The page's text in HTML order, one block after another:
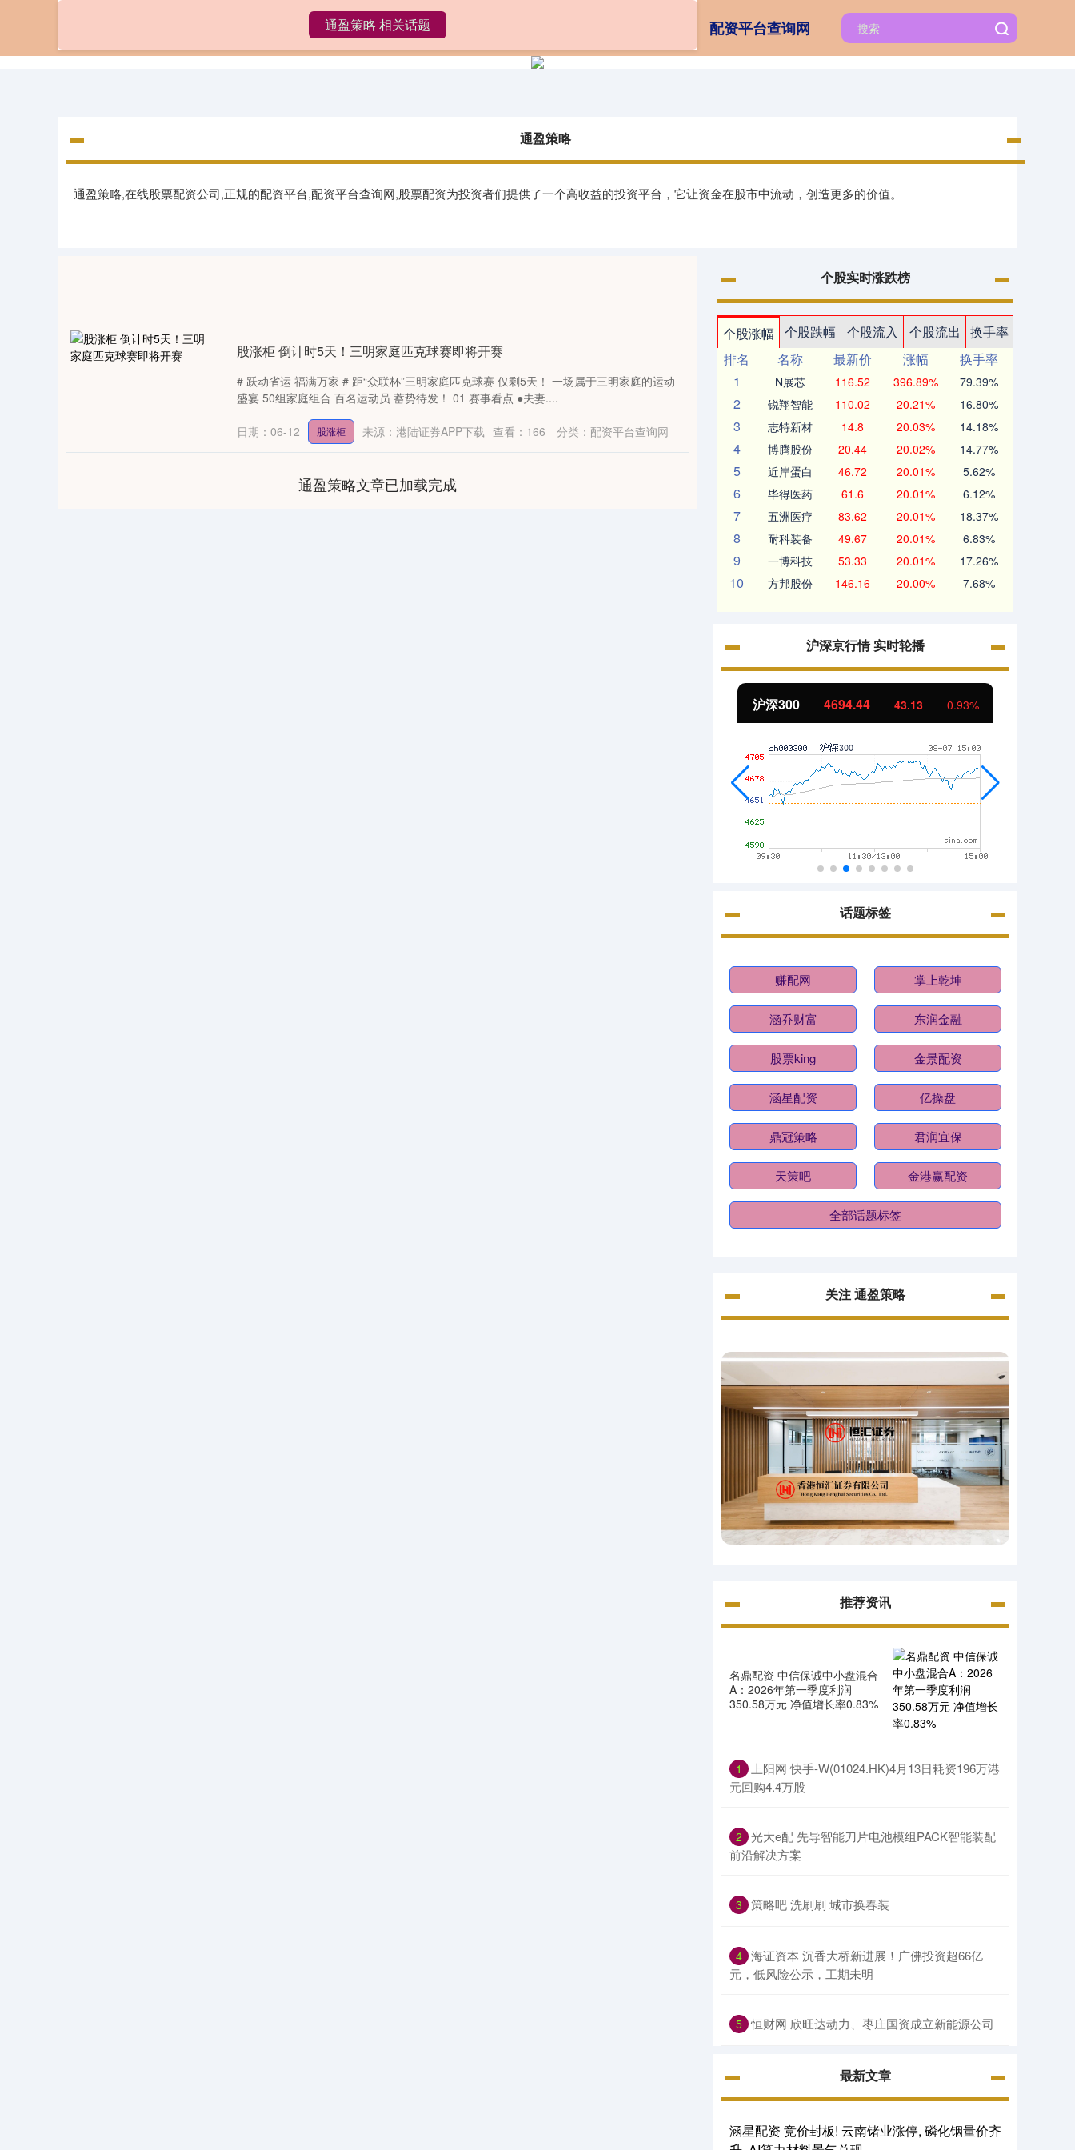
通盈策略 在线股票配资公司 配资平台查询网
通盈策略
通盈策略,在线股票配资公司,正规的配资平台,配资平台查询网,股票配资为投资者们提供了一个高收益的投资平台，它让资金在股市中流动，创造更多的价值。
通盈策略 相关话题
股涨柜 倒计时5天！三明家庭匹克球赛即将开赛
# 跃动省运 福满万家 # 距“众联杯”三明家庭匹克球赛 仅剩5天！ 一场属于三明家庭的运动
盛宴 50组家庭组合 百名运动员 蓄势待发！ 01 赛事看点 ●夫妻....
日期：06-12 股涨柜 来源：港陆证券APP下载 查看： 166 分类： 配资平台查询网
通盈策略文章已加载完成
个股实时涨跌榜
个股涨幅 个股跌幅 个股流入 个股流出
换手率
排名
名称 最新价 涨幅
换手率
1
N展芯 116.52 396.89% 79.39%
2 锐翔智能 110.02 20.21% 16.80%
3 志特新材 14.8 20.03% 14.18%
4 博腾股份 20.44 20.02% 14.77%
5 近岸蛋白 46.72 20.01% 5.62%
6 毕得医药 61.6 20.01% 6.12%
7 五洲医疗 83.62 20.01% 18.37%
8 耐科装备 49.67 20.01% 6.83%
9 一博科技 53.33 20.01% 17.26%
10 方邦股份 146.16 20.00% 7.68%
沪深京行情 实时轮播
沪深300 4694.44 43.13 0.93%
话题标签
赚配网 掌上乾坤
涵乔财富 东润金融
股票king 金景配资
涵星配资 亿操盘
鼎冠策略 君润宜保
天策吧 金港赢配资
全部话题标签
关注 通盈策略
推荐资讯
名鼎配资 中信保诚中小盘混合
A：2026年第一季度利润
350.58万元 净值增长率0.83%
1
上阳网 快手-W(01024.HK)4月13日耗资196万港
元回购4.4万股
2 光大e配 先导智能刀片电池模组PACK智能装配
前沿解决方案
3 策略吧 洗刷刷 城市换春装
4 海证资本 沉香大桥新进展！广佛投资超66亿
元，低风险公示，工期未明
5 恒财网 欣旺达动力、枣庄国资成立新能源公司
最新文章
涵星配资 竞价封板! 云南锗业涨停, 磷化铟量价齐